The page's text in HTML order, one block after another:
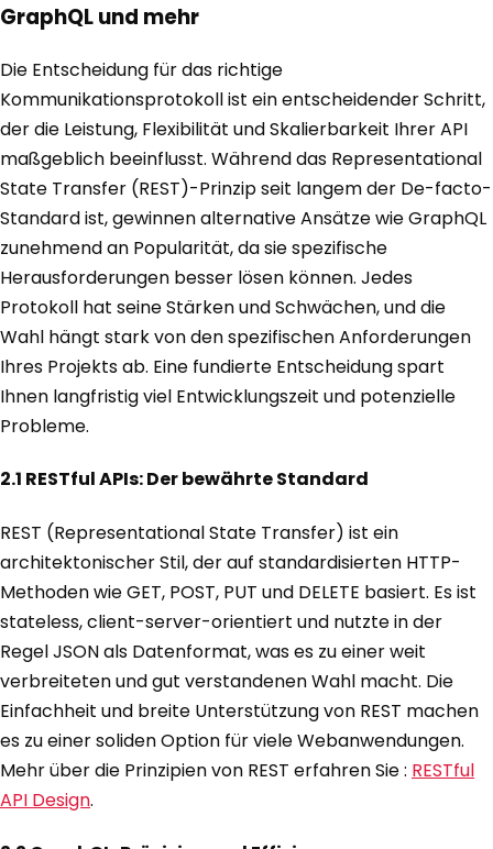
GraphQL und mehr
Die Entscheidung für das richtige
Kommunikationsprotokoll ist ein entscheidender Schritt,
der die Leistung, Flexibilität und Skalierbarkeit Ihrer API
maßgeblich beeinflusst. Während das Representational
State Transfer (REST)-Prinzip seit langem der De-facto-
Standard ist, gewinnen alternative Ansätze wie GraphQL
zunehmend an Popularität, da sie spezifische
Herausforderungen besser lösen können. Jedes
Protokoll hat seine Stärken und Schwächen, und die
Wahl hängt stark von den spezifischen Anforderungen
Ihres Projekts ab. Eine fundierte Entscheidung spart
Ihnen langfristig viel Entwicklungszeit und potenzielle
Probleme.
2.1 RESTful APIs: Der bewährte Standard
REST (Representational State Transfer) ist ein
architektonischer Stil, der auf standardisierten HTTP-
Methoden wie GET, POST, PUT und DELETE basiert. Es ist
stateless, client-server-orientiert und nutzte in der
Regel JSON als Datenformat, was es zu einer weit
verbreiteten und gut verstandenen Wahl macht. Die
Einfachheit und breite Unterstützung von REST machen
es zu einer soliden Option für viele Webanwendungen.
Mehr über die Prinzipien von REST erfahren Sie : RESTful
API Design.